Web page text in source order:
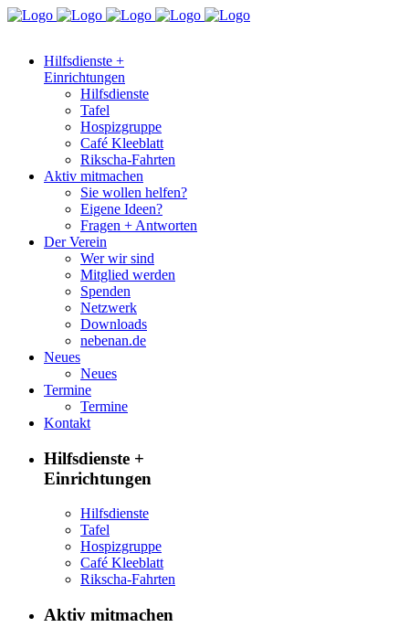
Hilfsdienste +
Einrichtungen
Hilfsdienste
Tafel
Hospizgruppe
Café Kleeblatt
Rikscha-Fahrten
Aktiv mitmachen
Sie wollen helfen?
Eigene Ideen?
Fragen + Antworten
Der Verein
Wer wir sind
Mitglied werden
Spenden
Netzwerk
Downloads
nebenan.de
Neues
Neues
Termine
Termine
Kontakt
Hilfsdienste +
Einrichtungen
Hilfsdienste
Tafel
Hospizgruppe
Café Kleeblatt
Rikscha-Fahrten
Aktiv mitmachen